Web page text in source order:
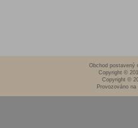
Obchod postavený
Copyright ©
Copyright ©
Provozováno